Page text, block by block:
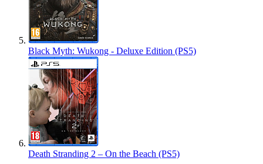
Black Myth: Wukong - Deluxe Edition (PS5)
Death Stranding 2 – On the Beach (PS5)